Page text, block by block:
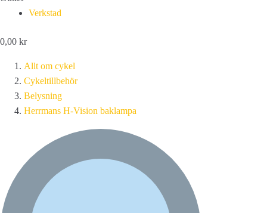
Verkstad
0,00 kr
Allt om cykel
Cykeltillbehör
Belysning
Herrmans H-Vision baklampa